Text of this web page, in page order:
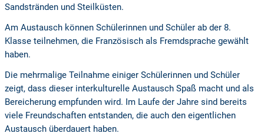
Sandstränden und Steilküsten.
Am Austausch können Schülerinnen und Schüler ab der 8.
Klasse teilnehmen, die Französisch als Fremdsprache gewählt
haben.
Die mehrmalige Teilnahme einiger Schülerinnen und Schüler
zeigt, dass dieser interkulturelle Austausch Spaß macht und als
Bereicherung empfunden wird. Im Laufe der Jahre sind bereits
viele Freundschaften entstanden, die auch den eigentlichen
Austausch überdauert haben.